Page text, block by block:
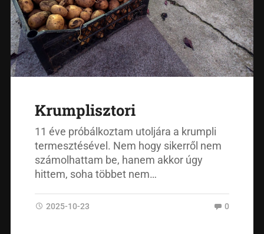
Krumplisztori
11 éve próbálkoztam utoljára a krumpli
termesztésével. Nem hogy sikerről nem
számolhattam be, hanem akkor úgy
hittem, soha többet nem…
2025-10-23 0